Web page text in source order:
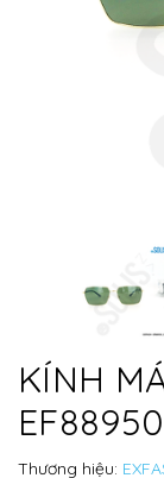
KÍNH
Thương hiệu: